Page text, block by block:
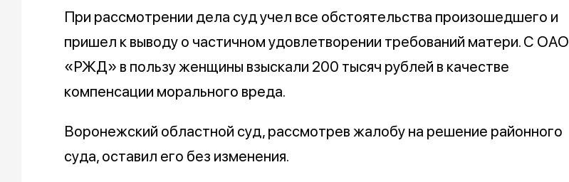
При рассмотрении дела суд учел все обстоятельства произошедшего и
пришел к выводу о частичном удовлетворении требований матери. С ОАО
«РЖД» в пользу женщины взыскали 200 тысяч рублей в качестве
компенсации морального вреда.
Воронежский областной суд, рассмотрев жалобу на решение районного
суда, оставил его без изменения.